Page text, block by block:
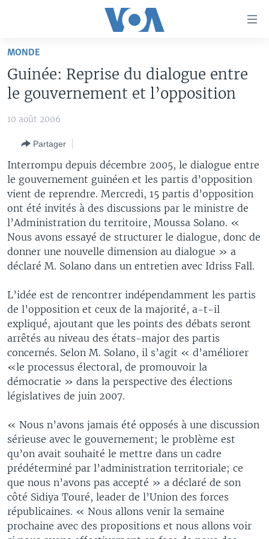
Retour
navigation
Retour
la
recherche
SPORT
TV
WASHINGTON FORUM
CORRESPONDANT VOA
FOCUS SAHEL
REPORTAGES
VOUS + NOUS
CARNET DE SANTÉ
À VOTRE AVIS
VOTRE SANTÉ VOTRE AVENIR
LE MONDE AU FÉMININ
L'AMÉRIQUE ET VOUS
DIALOGUE DES RELIGIONS
RM SHOW
BAMBARA
FULFULDE
LINGALA
SANGO
Apprenez L'anglais
SUIVEZ-NOUS
Langues
MONDE
Guinée: Reprise du dialogue entre
le gouvernement et l’opposition
10 août 2006
Partager
Interrompu depuis décembre 2005, le dialogue entre
le gouvernement guinéen et les partis d’opposition
vient de reprendre. Mercredi, 15 partis d’opposition
ont été invités à des discussions par le ministre de
l’Administration du territoire, Moussa Solano. «
Nous avons essayé de structurer le dialogue, donc de
donner une nouvelle dimension au dialogue » a
déclaré M. Solano dans un entretien avec Idriss Fall.
L’idée est de rencontrer indépendamment les partis
de l’opposition et ceux de la majorité, a-t-il
expliqué, ajoutant que les points des débats seront
arrêtés au niveau des états-major des partis
concernés. Selon M. Solano, il s’agit « d’améliorer
«le processus électoral, de promouvoir la
démocratie » dans la perspective des élections
législatives de juin 2007.
« Nous n’avons jamais été opposés à une discussion
sérieuse avec le gouvernement; le problème est
qu’on avait souhaité le mettre dans un cadre
prédéterminé par l’administration territoriale; ce
que nous n’avons pas accepté » a déclaré de son
côté Sidiya Touré, leader de l’Union des forces
républicaines. « Nous allons venir la semaine
prochaine avec des propositions et nous allons voir